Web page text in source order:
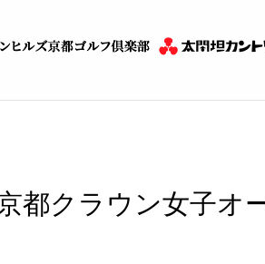
都クラウン女子オ